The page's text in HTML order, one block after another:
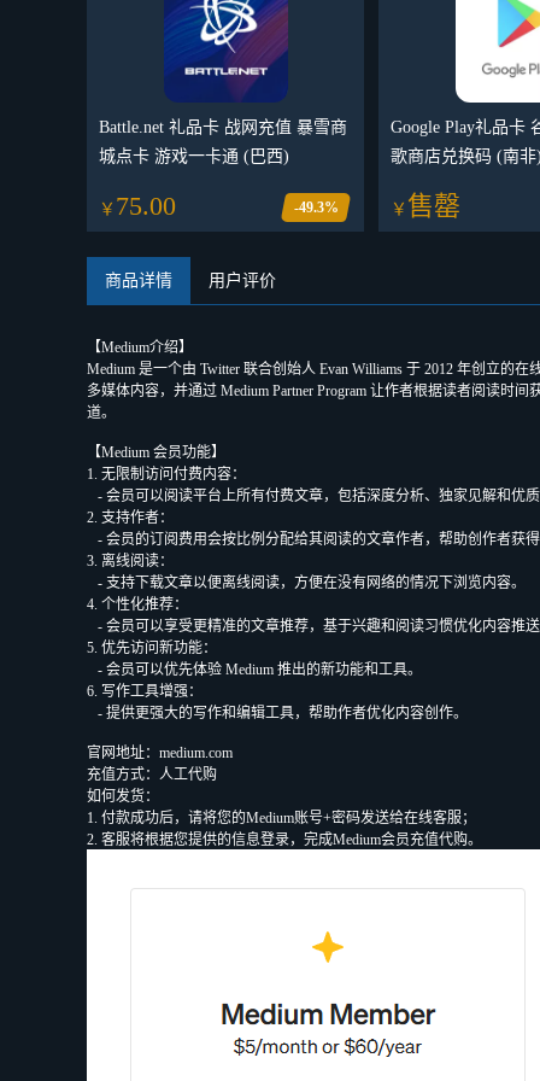
Battle.net 礼品卡 战网充值 暴雪商
城点卡 游戏一卡通 (巴西)
￥ 75.00 -49.3%
Google Play礼品卡
歌商店兑换码 (南非
￥ 售罄
商品详情 用户评价
【Medium介绍】
Medium 是一个由 Twitter 联合创始人 Evan Williams 于 2012 年创立
多媒体内容，并通过 Medium Partner Program 让作者根据读者阅读
道。
【Medium 会员功能】
1. 无限制访问付费内容：
- 会员可以阅读平台上所有付费文章，包括深度分析、独家见解和优
2. 支持作者：
- 会员的订阅费用会按比例分配给其阅读的文章作者，帮助创作者获
3. 离线阅读：
- 支持下载文章以便离线阅读，方便在没有网络的情况下浏览内容。
4. 个性化推荐：
- 会员可以享受更精准的文章推荐，基于兴趣和阅读习惯优化内容推
5. 优先访问新功能：
- 会员可以优先体验 Medium 推出的新功能和工具。
6. 写作工具增强：
- 提供更强大的写作和编辑工具，帮助作者优化内容创作。
官网地址：medium.com
充值方式：人工代购
如何发货：
1. 付款成功后，请将您的Medium账号+密码发送给在线客服；
2. 客服将根据您提供的信息登录，完成Medium会员充值代购。